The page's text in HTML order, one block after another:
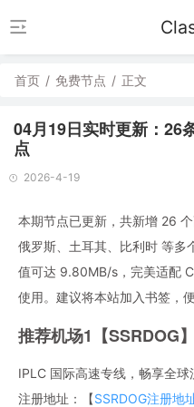
首页 / 免费节点 / 正文
04月19日实时更新：26
点
2026-4-19
本期节点已更新，共新增 26
俄罗斯、土耳其、比利时 等多
值可达 9.80MB/s，完美适配
使用。建议将本站加入书签，
推荐机场1【SSRDOG】
IPLC 国际高速专线，畅享全
注册地址：【SSRDOG注册地